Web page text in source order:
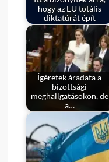
hogy az EU totális
diktatúrát épít
Ígéretek áradata a
bizottsági
meghallgatásokon, de
a…